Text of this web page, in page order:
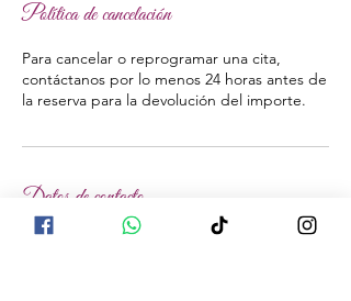
Política de cancelación
Para cancelar o reprogramar una cita,
contáctanos por lo menos 24 horas antes de
la reserva para la devolución del importe.
Datos de contacto
Carrer Major, 14, Santa Maria de